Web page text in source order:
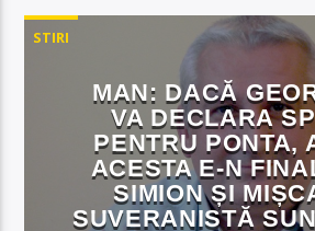
STIRI
MAN: DACĂ
VA DECLARA
PENTRU PONTA,
ACESTA E-N
SIMION ȘI
SUVERANISTĂ